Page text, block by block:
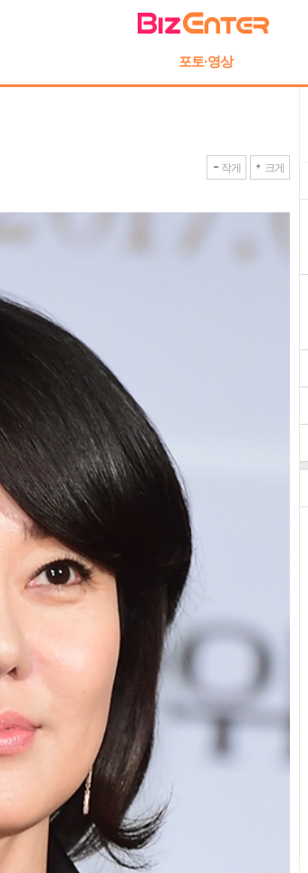
포토·영상
작게 크게